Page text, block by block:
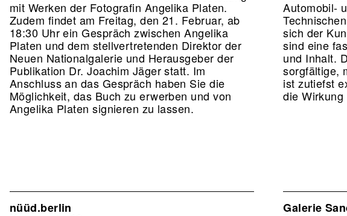
mit Werken der Fotografin Angelika Platen.
Zudem findet am Freitag, den 21. Februar, ab
18:30 Uhr ein Gespräch zwischen Angelika
Platen und dem stellvertretenden Direktor der
Neuen Nationalgalerie und Herausgeber der
Publikation Dr. Joachim Jäger statt. Im
Anschluss an das Gespräch haben Sie die
Möglichkeit, das Buch zu erwerben und von
Angelika Platen signieren zu lassen.
Automobil-
sich der
sind eine
und Inhalt.
sorgfältige,
ist zutiefst
die
nüüd.berlin
Galerie